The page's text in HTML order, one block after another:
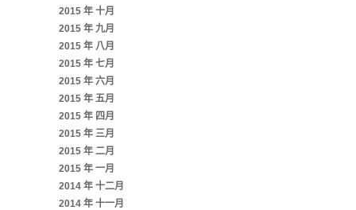
2015 年 十月
2015 年 九月
2015 年 八月
2015 年 七月
2015 年 六月
2015 年 五月
2015 年 四月
2015 年 三月
2015 年 二月
2015 年 一月
2014 年 十二月
2014 年 十一月